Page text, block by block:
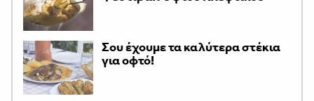
Σου έχουμε τα καλύτερα στέκια
για οφτό!